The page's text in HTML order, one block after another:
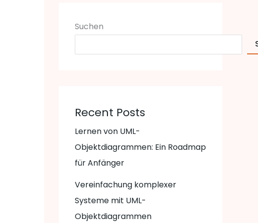
Suchen
Recent Posts
Lernen von UML-
Objektdiagrammen: Ein Roadmap
für Anfänger
Vereinfachung komplexer
Systeme mit UML-
Objektdiagrammen